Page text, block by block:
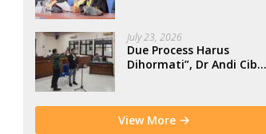
July 23, 2026
Due Process Harus
Dihormati”, Dr Andi Cibu
Morowali
View More